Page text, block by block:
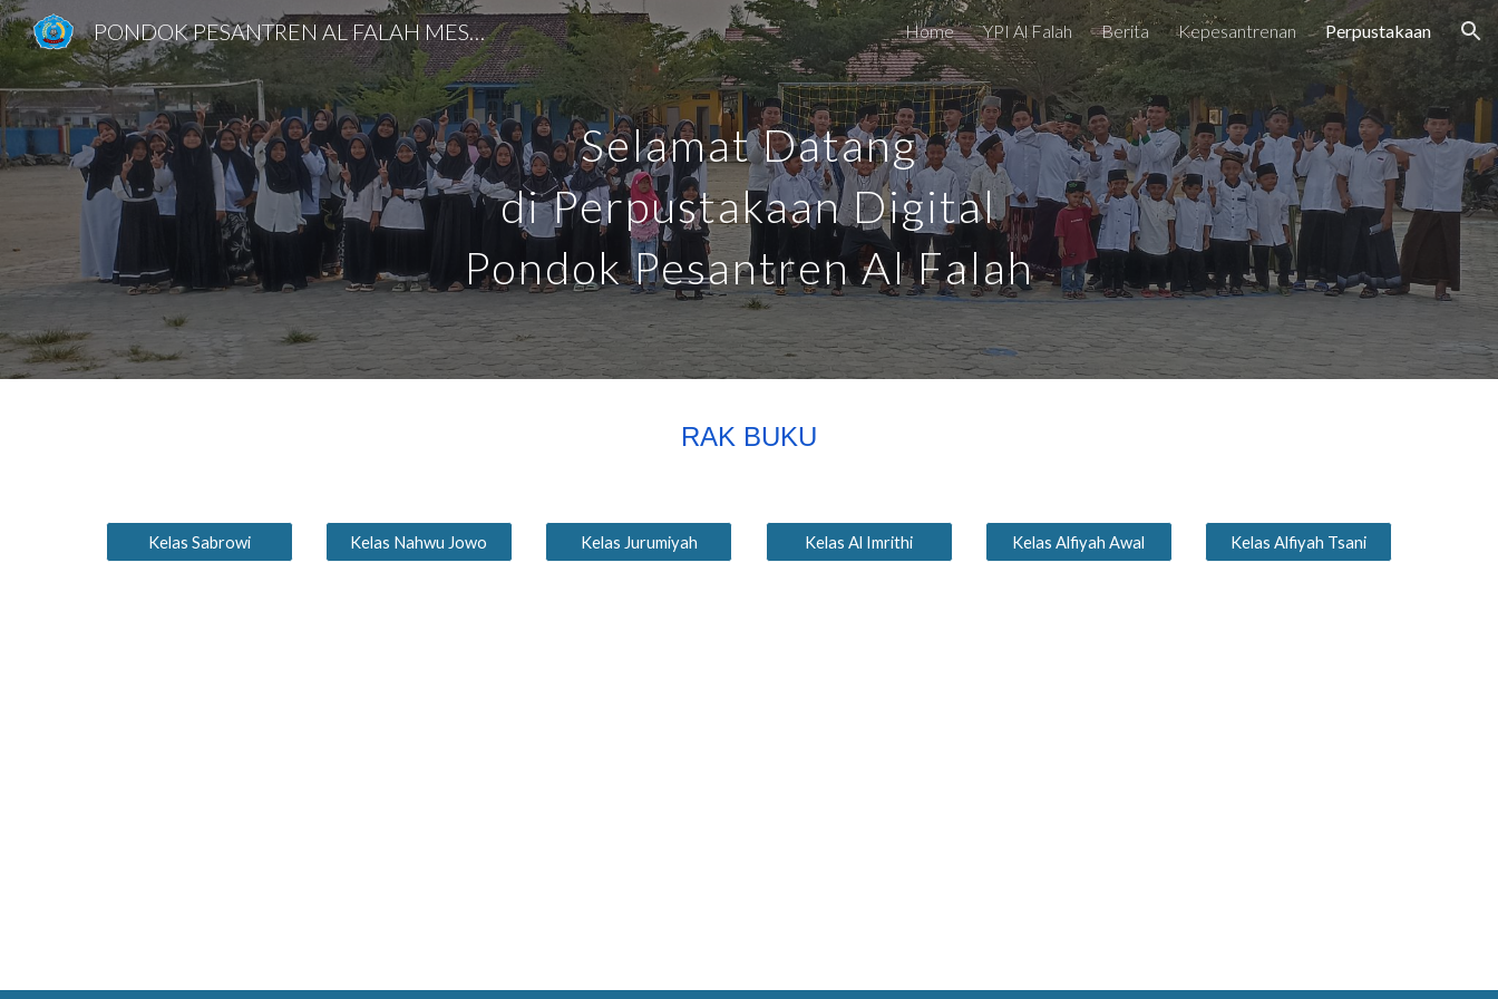
Skip to main content Skip to navigation
PONDOK PESANTREN AL FALAH MESUJI Home YPI Al Falah Berita Kepesantrenan Perpustakaan
Selamat Datang
di Perpustakaan Digital
Pondok Pesantren Al Falah
RAK BUKU
Kelas Sabrowi Kelas Nahwu Jowo Kelas Jurumiyah Kelas Al Imrithi Kelas Alfiyah Awal Kelas Alfiyah Tsani